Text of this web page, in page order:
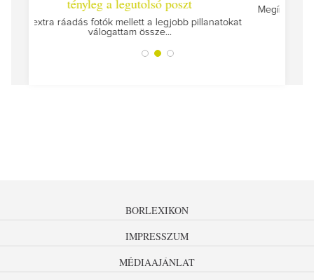
pillanatokat
Megírtuk a modulzáró vizsgákat, már lázasan
az utolsó...
BORLEXIKON
IMPRESSZUM
MÉDIAAJÁNLAT